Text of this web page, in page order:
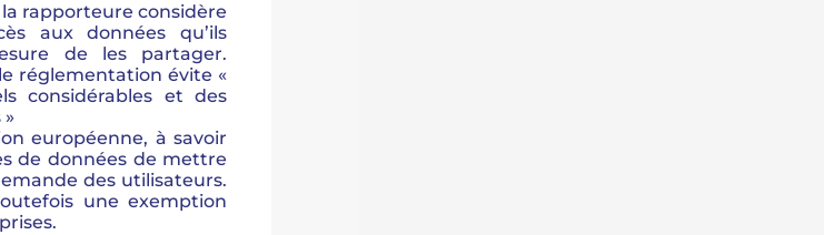
rapporteure considère
aux données qu’ils
de les partager.
réglementation évite «
considérables et des
européenne, à savoir
de données de mettre
des utilisateurs.
une exemption